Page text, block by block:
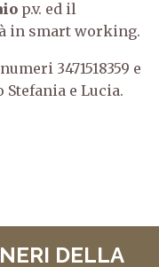
p.v. ed il
in smart working.
3471518359 e
Stefania e Lucia.
DELLA